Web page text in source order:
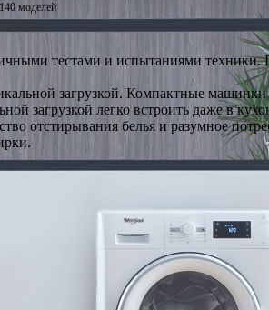
140 моделей
тестами и испытаниями
загрузкой. Компактные
загрузкой легко встроить даже в
отстирывания белья и разумное